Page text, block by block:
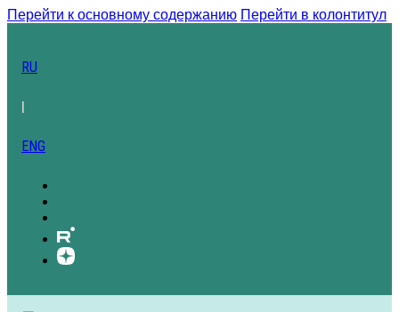
Перейти к основному содержанию Перейти в колонтитул
RU
ENG